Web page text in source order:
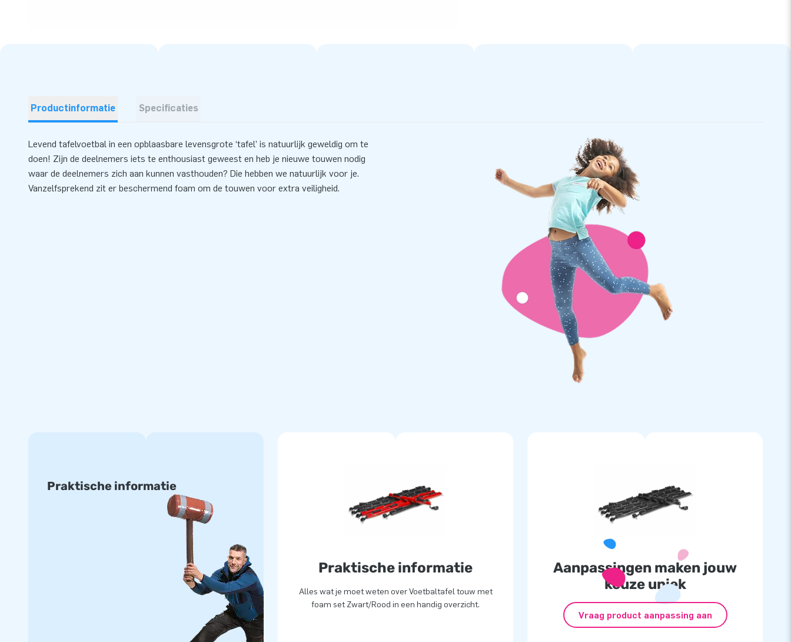
Productinformatie Specificaties
Levend tafelvoetbal in een opblaasbare levensgrote ‘tafel’ is natuurlijk geweldig om te
doen! Zijn de deelnemers iets te enthousiast geweest en heb je nieuwe touwen nodig
waar de deelnemers zich aan kunnen vasthouden? Die hebben we natuurlijk voor je.
Vanzelfsprekend zit er beschermend foam om de touwen voor extra veiligheid.
Praktische informatie
Praktische informatie
Alles wat je moet weten over Voetbaltafel touw met
foam set Zwart/Rood in een handig overzicht.
Aanpassingen maken jouw
keuze uniek
Vraag product aanpassing aan